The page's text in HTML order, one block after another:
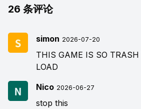
26 条评论
simon 2026-07-20
THIS GAME IS SO
LOAD
Nico 2026-06-27
stop this